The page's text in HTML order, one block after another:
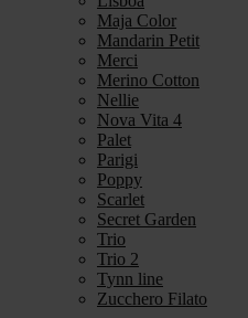
Maja Color
Mandarin Petit
Merci
Merino Cotton
Nellie
Nova Vita 4
Palet
Parigi
Poppy
Scarlet
Secret Garden
Trio
Trio 2
Tynn line
Zucchero Filato